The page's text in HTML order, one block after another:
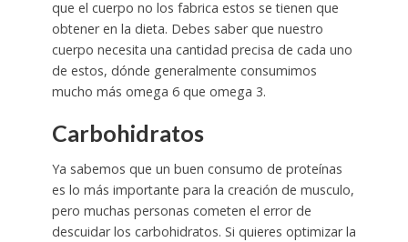
que el cuerpo no los fabrica estos se tienen que
obtener en la dieta. Debes saber que nuestro
cuerpo necesita una cantidad precisa de cada uno
de estos, dónde generalmente consumimos
mucho más omega 6 que omega 3.
Carbohidratos
Ya sabemos que un buen consumo de proteínas
es lo más importante para la creación de musculo,
pero muchas personas cometen el error de
descuidar los carbohidratos. Si quieres optimizar la